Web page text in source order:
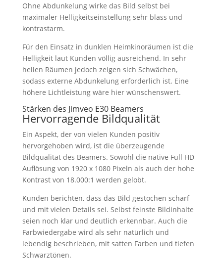
Ohne Abdunkelung wirke das Bild selbst bei
maximaler Helligkeitseinstellung sehr blass und
kontrastarm.
Für den Einsatz in dunklen Heimkinoräumen ist die
Helligkeit laut Kunden völlig ausreichend. In sehr
hellen Räumen jedoch zeigen sich Schwächen,
sodass externe Abdunkelung erforderlich ist. Eine
höhere Lichtleistung wäre hier wünschenswert.
Stärken des Jimveo E30 Beamers
Hervorragende Bildqualität
Ein Aspekt, der von vielen Kunden positiv
hervorgehoben wird, ist die überzeugende
Bildqualität des Beamers. Sowohl die native Full HD
Auflösung von 1920 x 1080 Pixeln als auch der hohe
Kontrast von 18.000:1 werden gelobt.
Kunden berichten, dass das Bild gestochen scharf
und mit vielen Details sei. Selbst feinste Bildinhalte
seien noch klar und deutlich erkennbar. Auch die
Farbwiedergabe wird als sehr natürlich und
lebendig beschrieben, mit satten Farben und tiefen
Schwarztönen.